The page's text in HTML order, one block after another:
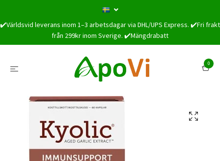
✔️Världsvid leverans inom 1–3 arbetsdagar via DHL/UPS Express. ✔️Fri frakt
från 299kr inom Sverige. ✔️Mängdrabatt
0